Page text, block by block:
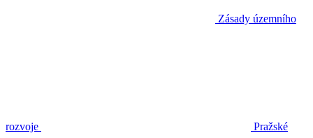
Zásady územního
rozvoje Pražské